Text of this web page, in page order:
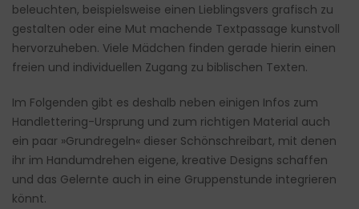
beleuchten, beispielsweise einen Lieblingsvers grafisch zu
gestalten oder eine Mut machende Textpassage kunstvoll
hervorzuheben. Viele Mädchen finden gerade hierin einen
freien und individuellen Zugang zu biblischen Texten.
Im Folgenden gibt es deshalb neben einigen Infos zum
Handlettering-Ursprung und zum richtigen Material auch
ein paar »Grundregeln« dieser Schönschreibart, mit denen
ihr im Handumdrehen eigene, kreative Designs schaffen
und das Gelernte auch in eine Gruppenstunde integrieren
könnt.